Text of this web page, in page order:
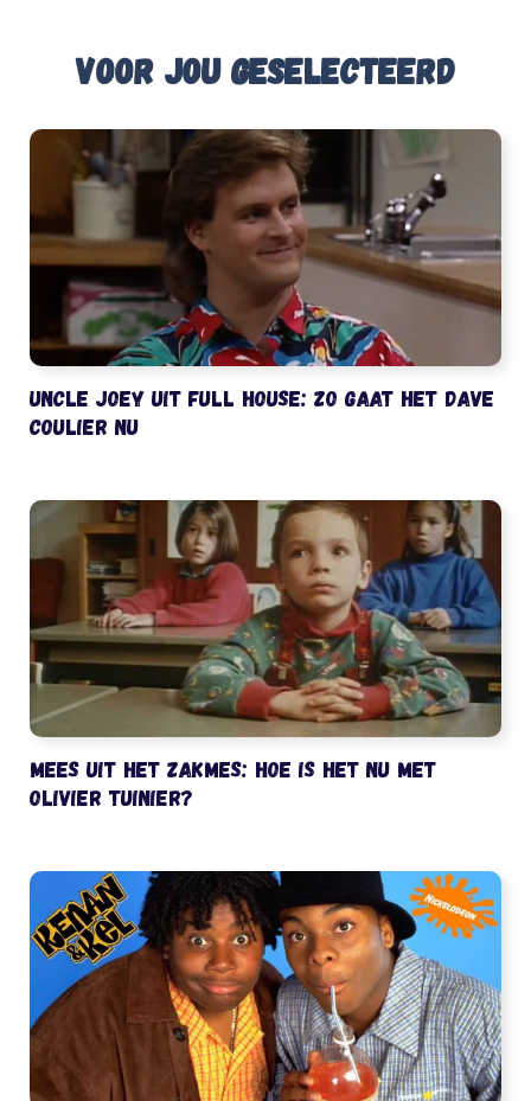
Voor jou geselecteerd
Uncle Joey uit Full House: zo gaat het Dave
Coulier nu
Mees uit het Zakmes: hoe is het nu met
Olivier Tuinier?